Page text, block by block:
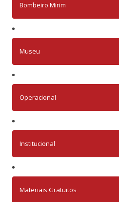
Bombeiro Mirim
Museu
Operacional
Institucional
Materiais Gratuitos